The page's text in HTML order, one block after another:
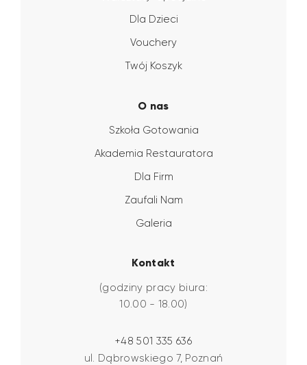
Dla Dzieci
Vouchery
Twój Koszyk
O nas
Szkoła Gotowania
Akademia Restauratora
Dla Firm
Zaufali Nam
Galeria
Kontakt
(godziny pracy biura:
10.00 - 18.00)
ul. Dąbrowskiego 7, Poznań
+48 501 335 636